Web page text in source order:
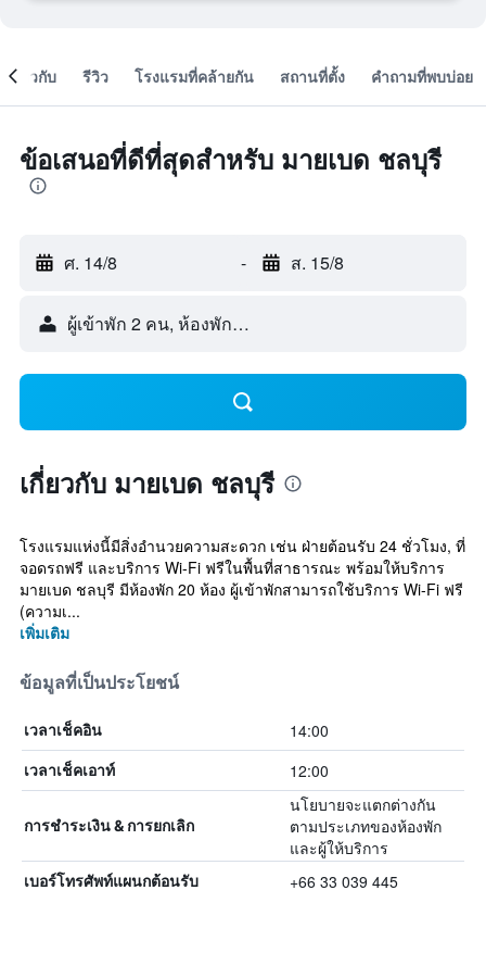
เกี่ยวกับ รีวิว โรงแรมที่คล้ายกัน สถานที่ตั้ง คำถามที่พบบ่อย
ข้อเสนอที่ดีที่สุดสำหรับ มายเบด ชลบุรี
ศ. 14/8 - ส. 15/8
ผู้เข้าพัก 2 คน, ห้องพัก 1 ห้อง
เกี่ยวกับ มายเบด ชลบุรี
โรงแรมแห่งนี้มีสิ่งอำนวยความสะดวก เช่น ฝ่ายต้อนรับ 24 ชั่วโมง, ที่
จอดรถฟรี และบริการ Wi-Fi ฟรีในพื้นที่สาธารณะ พร้อมให้บริการ
มายเบด ชลบุรี มีห้องพัก 20 ห้อง ผู้เข้าพักสามารถใช้บริการ Wi-Fi ฟรี
(ความเ...
เพิ่มเติม
ข้อมูลที่เป็นประโยชน์
เวลาเช็คอิน 14:00
เวลาเช็คเอาท์ 12:00
การชำระเงิน & การยกเลิก
นโยบายจะแตกต่างกัน
ตามประเภทของห้องพัก
และผู้ให้บริการ
เบอร์โทรศัพท์แผนกต้อนรับ +66 33 039 445